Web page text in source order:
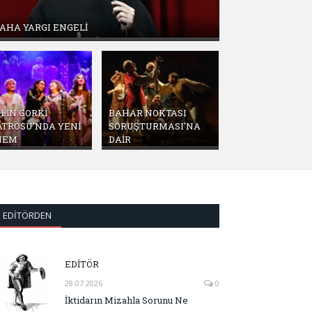
YARGI ENGELİ
GORKİ
YENİ
BAHAR NOKTASI
SORUŞTURMASI'NA
DAİR
EDITÖRDEN
EDİTÖR
28.07.2026 0
İktidarın Mizahla Sorunu Ne